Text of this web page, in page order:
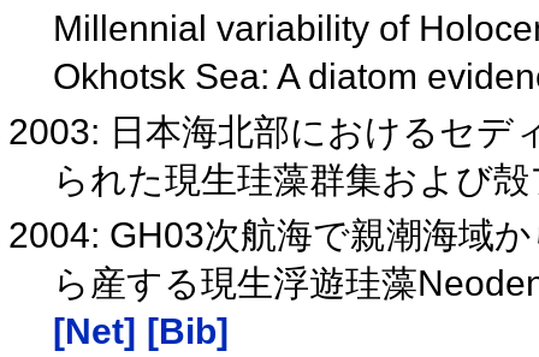
Millennial variability of
Okhotsk Sea: A diatom
2003: 日本海北部におけるセデ
られた現生珪藻群集および
2004: GH03次航海で親潮海域
ら産する現生浮遊珪藻
[Net] [Bib]